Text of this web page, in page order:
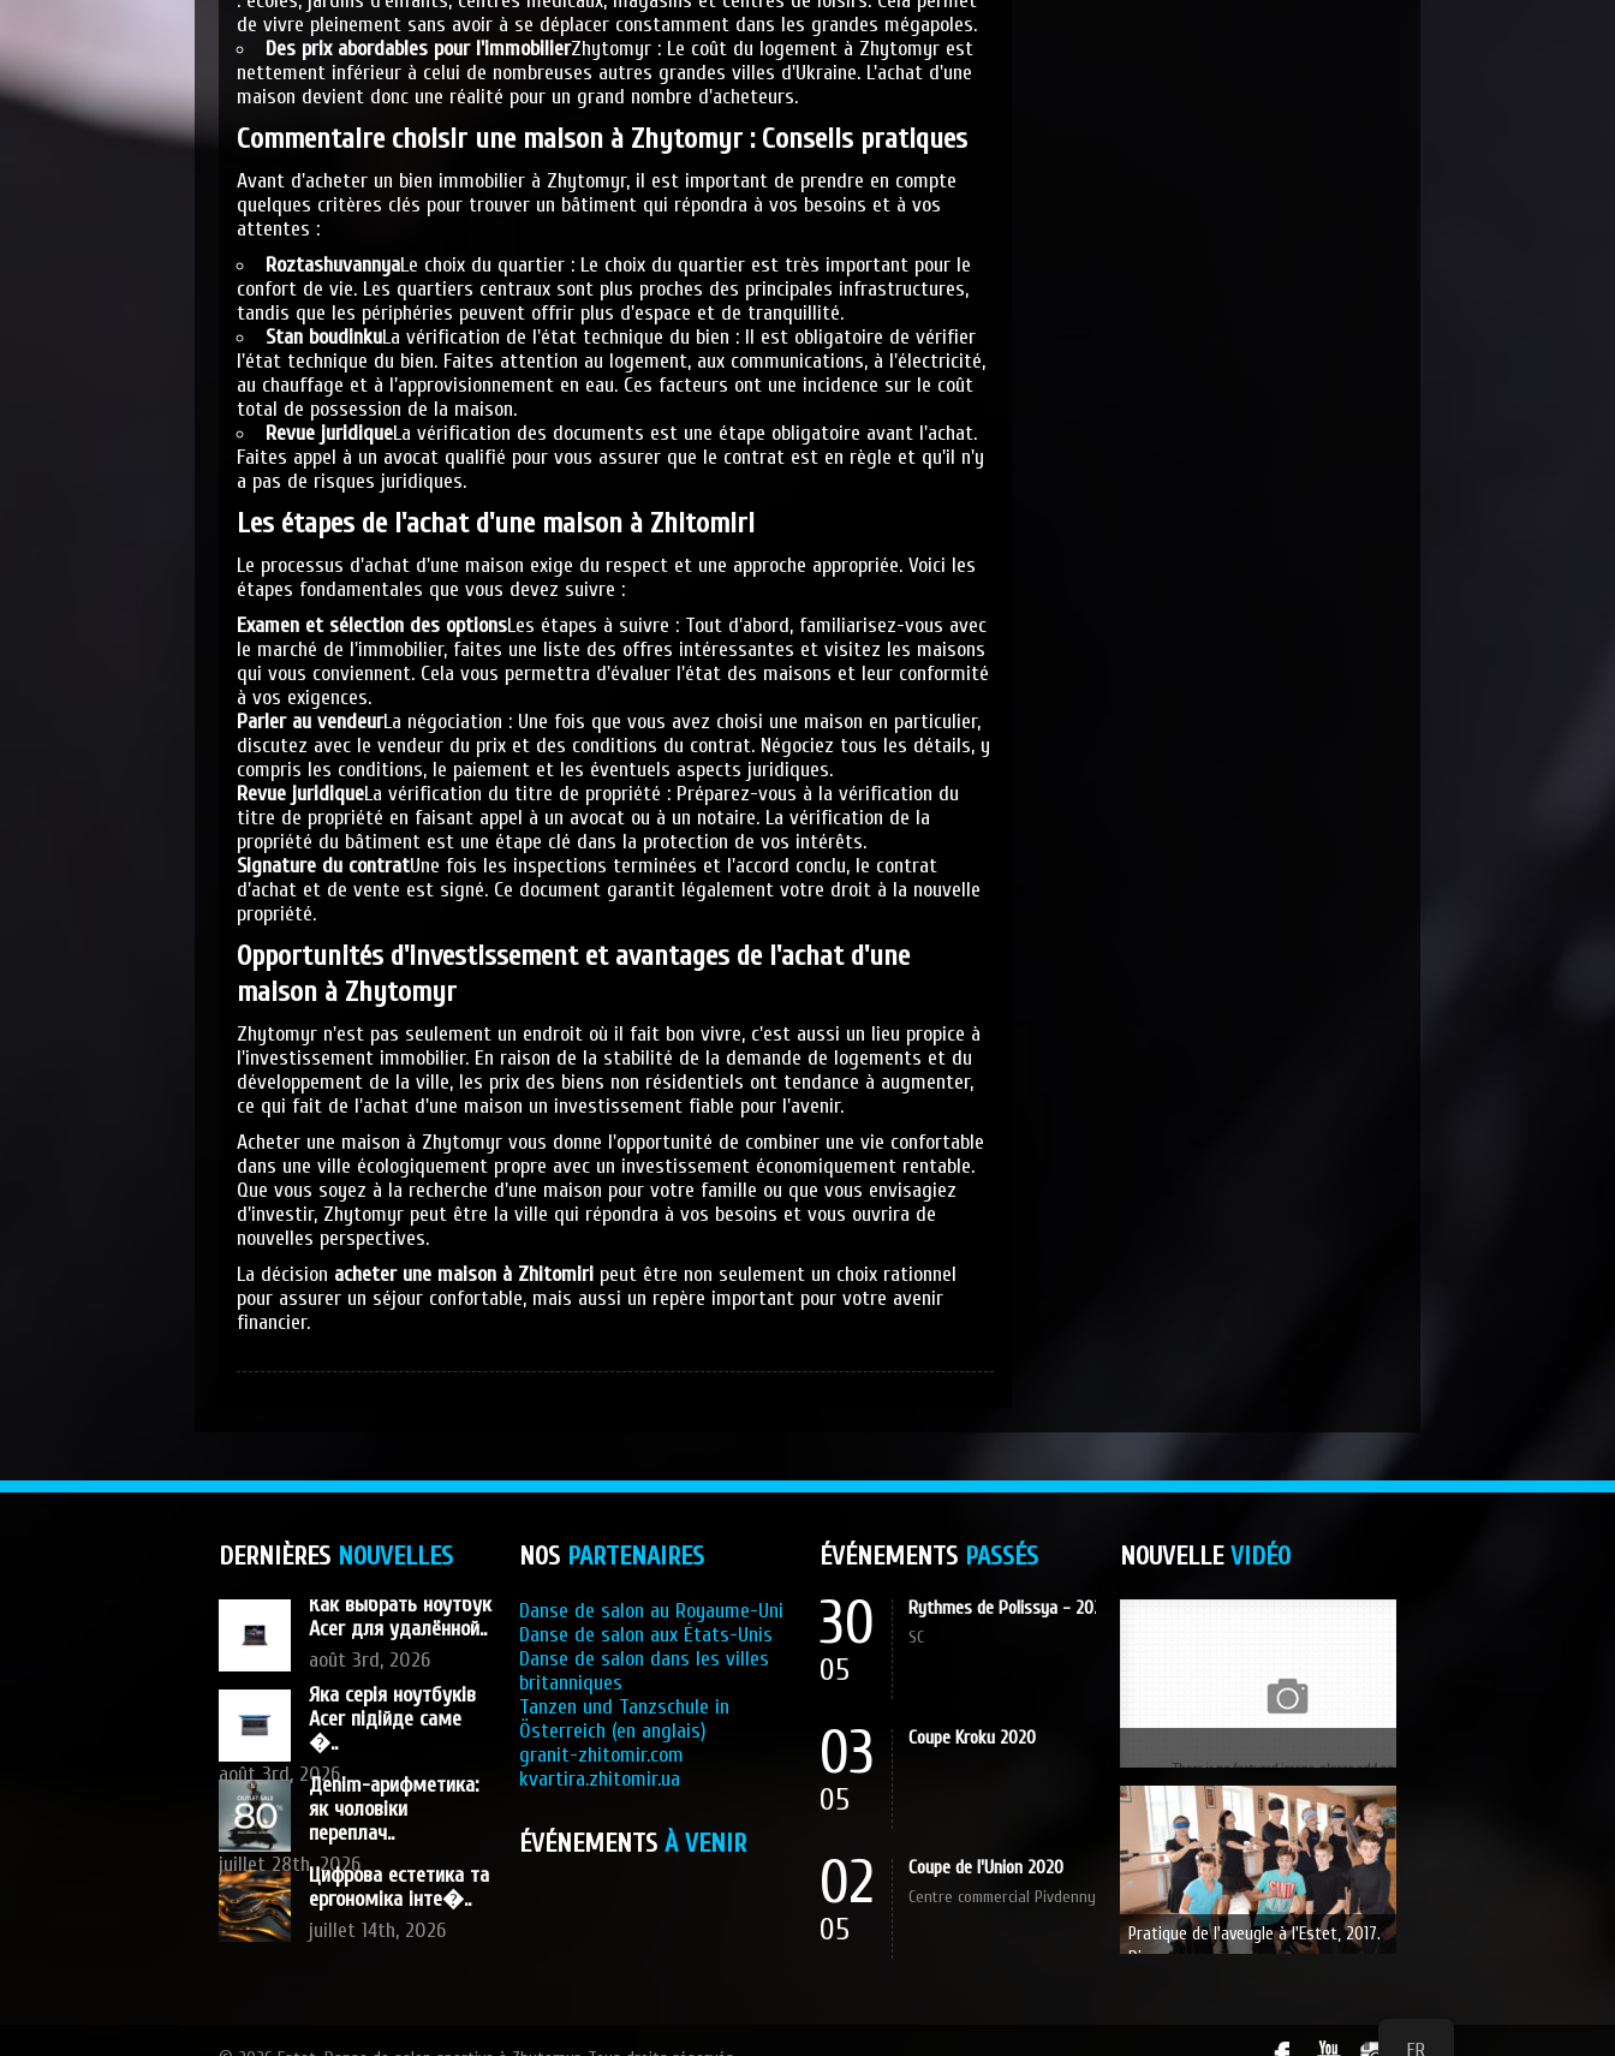
de vivre pleinement sans avoir à se déplacer constamment dans les grandes mégapoles.
Des prix abordables pour l'immobilierZhytomyr : Le coût du logement à Zhytomyr est
nettement inférieur à celui de nombreuses autres grandes villes d'Ukraine. L'achat d'une
maison devient donc une réalité pour un grand nombre d'acheteurs.
Commentairechoisir une maison à Zhytomyr : Conseils pratiques
Avant d'acheter un bien immobilier à Zhytomyr, il est important de prendre en compte
quelques critères clés pour trouver un bâtiment qui répondra à vos besoins et à vos
attentes :
RoztashuvannyaLe choix du quartier : Le choix du quartier est très important pour le
confort de vie. Les quartiers centraux sont plus proches des principales infrastructures,
tandis que les périphéries peuvent offrir plus d'espace et de tranquillité.
Stan boudinkuLa vérification de l'état technique du bien : Il est obligatoire de vérifier
l'état technique du bien. Faites attention au logement, aux communications, à l'électricité,
au chauffage et à l'approvisionnement en eau. Ces facteurs ont une incidence sur le coût
total de possession de la maison.
Revue juridiqueLa vérification des documents est une étape obligatoire avant l'achat.
Faites appel à un avocat qualifié pour vous assurer que le contrat est en règle et qu'il n'y
a pas de risques juridiques.
Les étapes de l'achat d'une maison à Zhitomiri
Le processus d'achat d'une maison exige du respect et une approche appropriée. Voici les
étapes fondamentales que vous devez suivre :
Examen et sélection des optionsLes étapes à suivre : Tout d'abord, familiarisez-vous avec
le marché de l'immobilier, faites une liste des offres intéressantes et visitez les maisons
qui vous conviennent. Cela vous permettra d'évaluer l'état des maisons et leur conformité
à vos exigences.
Parler au vendeurLa négociation : Une fois que vous avez choisi une maison en particulier,
discutez avec le vendeur du prix et des conditions du contrat. Négociez tous les détails, y
compris les conditions, le paiement et les éventuels aspects juridiques.
Revue juridiqueLa vérification du titre de propriété : Préparez-vous à la vérification du
titre de propriété en faisant appel à un avocat ou à un notaire. La vérification de la
propriété du bâtiment est une étape clé dans la protection de vos intérêts.
Signature du contratUne fois les inspections terminées et l'accord conclu, le contrat
d'achat et de vente est signé. Ce document garantit légalement votre droit à la nouvelle
propriété.
Opportunités d'investissement et avantages de l'achat d'une
maison à Zhytomyr
Zhytomyr n'est pas seulement un endroit où il fait bon vivre, c'est aussi un lieu propice à
l'investissement immobilier. En raison de la stabilité de la demande de logements et du
développement de la ville, les prix des biens non résidentiels ont tendance à augmenter,
ce qui fait de l'achat d'une maison un investissement fiable pour l'avenir.
Acheter une maison à Zhytomyr vous donne l'opportunité de combiner une vie confortable
dans une ville écologiquement propre avec un investissement économiquement rentable.
Que vous soyez à la recherche d'une maison pour votre famille ou que vous envisagiez
d'investir, Zhytomyr peut être la ville qui répondra à vos besoins et vous ouvrira de
nouvelles perspectives.
La décision acheter une maison à Zhitomiri peut être non seulement un choix rationnel
pour assurer un séjour confortable, mais aussi un repère important pour votre avenir
financier.
DERNIÈRES NOUVELLES
Как выбрать ноутбук
Acer для удалённой..
août 3rd, 2026
Яка серія ноутбуків
Acer підійде саме
�..
août 3rd, 2026Дenim-арифметика:
як чоловіки
переплач..
juillet 28th, 2026Цифрова естетика та
ергономіка інте�..
juillet 14th, 2026
NOS PARTENAIRES
Danse de salon au Royaume-Uni
Danse de salon aux États-Unis
Danse de salon dans les villes
britanniques
Tanzen und Tanzschule in
Österreich (en anglais)
granit-zhitomir.com
kvartira.zhitomir.ua
ÉVÉNEMENTS À VENIR
ÉVÉNEMENTS PASSÉS
30
05
Rythmes de Polissya - 2020
SC
03
05
Coupe Kroku 2020
02
05
Coupe de l'Union 2020
Centre commercial Pivdenny
NOUVELLEVIDÉO
Pratique de l'aveugle à l'Estet, 2017.
Diaporama.
FR